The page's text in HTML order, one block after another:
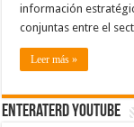
información
conjuntas entre el
Leer más »
EnterateRD YOUTUBE